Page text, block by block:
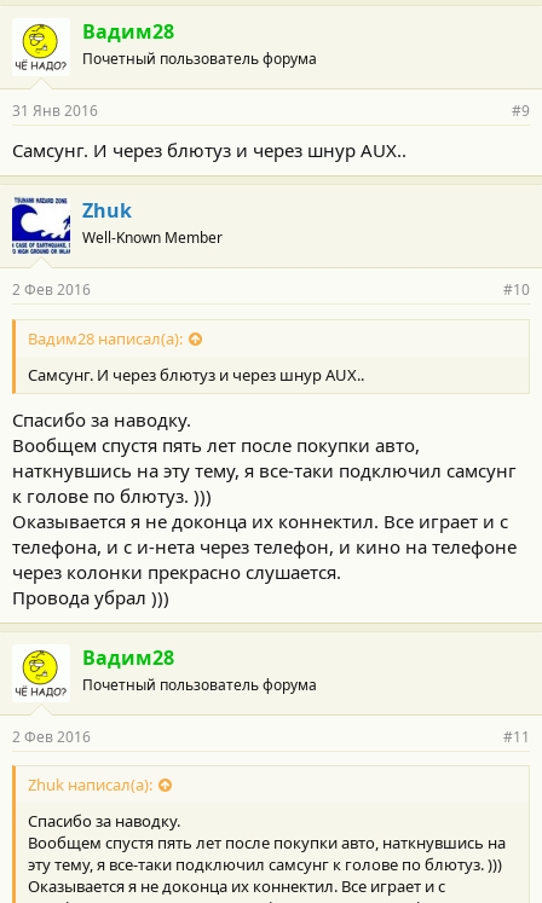
Вадим28
Почетный пользователь форума
31 Янв 2016 #9
Самсунг. И через блютуз и через шнур AUX..
Zhuk
Well-Known Member
2 Фев 2016 #10
Вадим28 написал(а):
Самсунг. И через блютуз и через шнур AUX..
Спасибо за наводку.
Вообщем спустя пять лет после покупки авто,
наткнувшись на эту тему, я все-таки подключил самсунг
к голове по блютуз. )))
Оказывается я не доконца их коннектил. Все играет и с
телефона, и с и-нета через телефон, и кино на телефоне
через колонки прекрасно слушается.
Провода убрал )))
Вадим28
Почетный пользователь форума
2 Фев 2016 #11
Zhuk написал(а):
Спасибо за наводку.
Вообщем спустя пять лет после покупки авто, наткнувшись на
эту тему, я все-таки подключил самсунг к голове по блютуз. )))
Оказывается я не доконца их коннектил. Все играет и с